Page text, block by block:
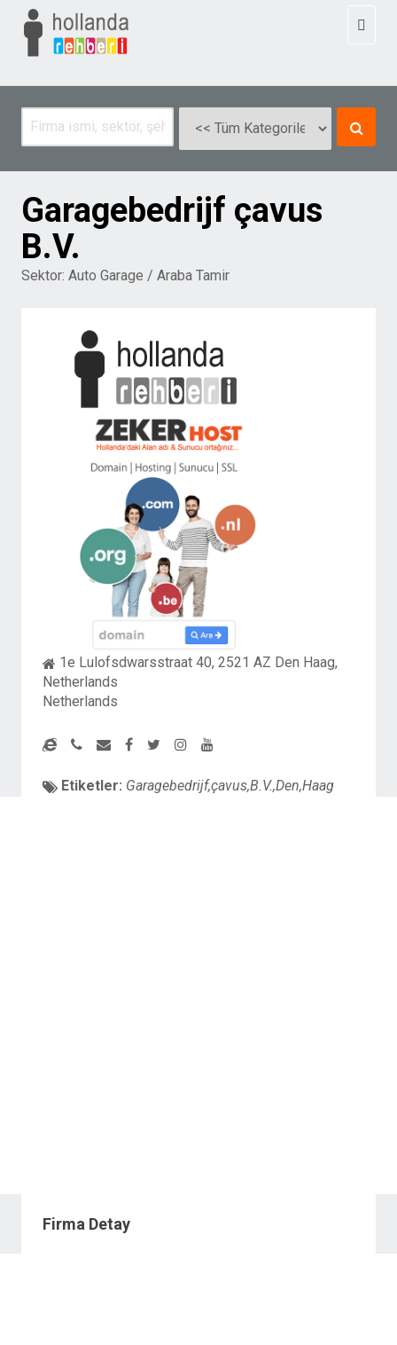
Garagebedrijf çavus
B.V.
Sektor: Auto Garage / Araba Tamir
1e Lulofsdwarsstraat 40, 2521 AZ Den Haag,
Netherlands
Netherlands
Etiketler: Garagebedrijf,çavus,B.V.,Den,Haag
Firma Detay